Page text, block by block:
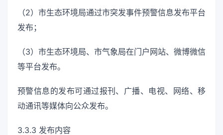
（2）市生态环境局通过市突发事件预警信息发布平台
发布；
（3）市生态环境局、市气象局在门户网站、微博微信
等平台发布。
预警信息的发布可通过报刊、广播、电视、网络、移
动通讯等媒体向公众发布。
3.3.3 发布内容